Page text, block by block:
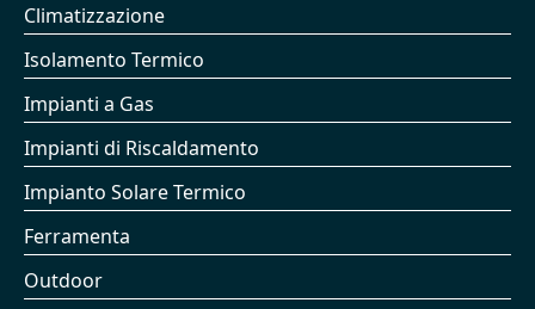
Climatizzazione
Isolamento Termico
Impianti a Gas
Impianti di Riscaldamento
Impianto Solare Termico
Ferramenta
Outdoor